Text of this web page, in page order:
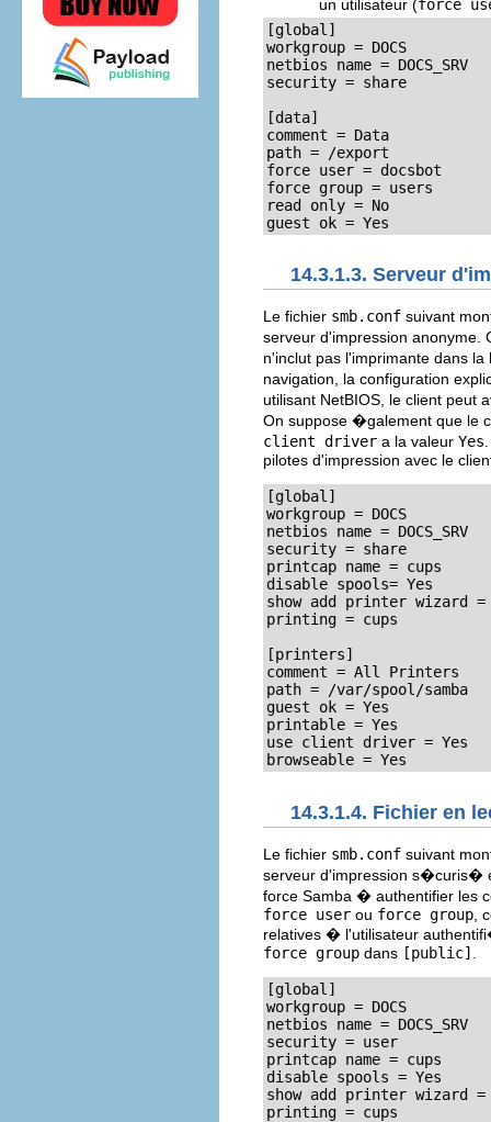
un utilisateur (force
[global]
workgroup = DOCS
netbios name = DOCS_SRV
security = share
[data]
comment = Data
path = /export
force user = docsbot
force group = users
read only = No
guest ok = Yes
14.3.1.3. Serveur
Le fichier smb.conf suivant
serveur d'impression
n'inclut pas l'imprimante dans
navigation, la configuration
utilisant NetBIOS, le client
On suppose �galement que le
client driver a la valeur Yes
pilotes d'impression avec le
[global]
workgroup = DOCS
netbios name = DOCS_SRV
security = share
printcap name = cups
disable spools= Yes
show add printer wizard =
printing = cups
[printers]
comment = All Printers
path = /var/spool/samba
guest ok = Yes
printable = Yes
use client driver = Yes
browseable = Yes
14.3.1.4. Fichier en
Le fichier smb.conf suivant
serveur d'impression s�curis�
force Samba � authentifier les
force user ou force group ,
relatives � l'utilisateur
force group dans [public]
[global]
workgroup = DOCS
netbios name = DOCS_SRV
security = user
printcap name = cups
disable spools = Yes
show add printer wizard =
printing = cups